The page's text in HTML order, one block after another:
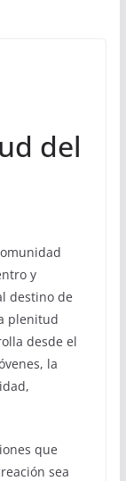
del
y
destino de
plenitud
desde el
la
que
sea